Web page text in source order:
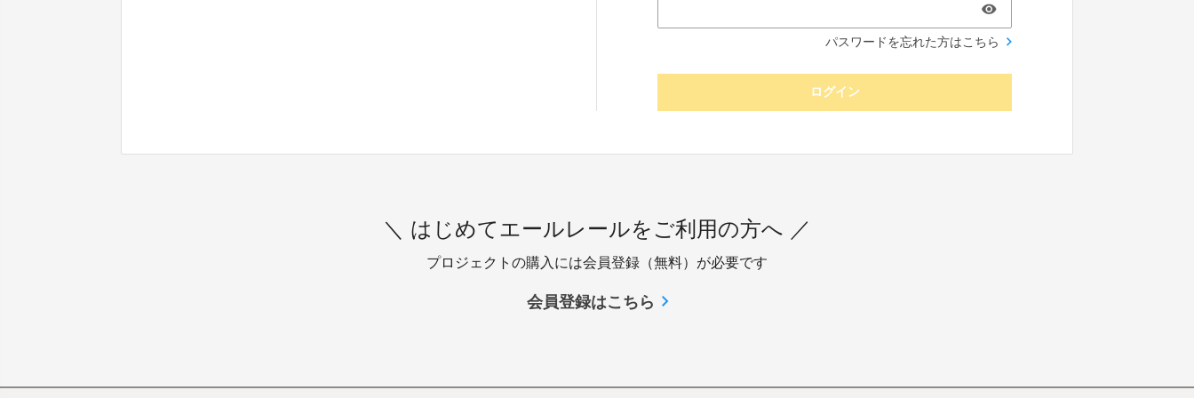
パスワードを忘れた方はこちら
ログイン
＼ はじめてエールレールをご利用の方へ ／
プロジェクトの購入には会員登録（無料）が必要です
会員登録はこちら